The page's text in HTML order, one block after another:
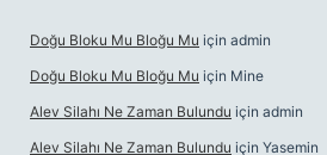
Doğu Bloku Mu Bloğu Mu için admin
Doğu Bloku Mu Bloğu Mu için Mine
Alev Silahı Ne Zaman Bulundu için admin
Alev Silahı Ne Zaman Bulundu için Yasemin